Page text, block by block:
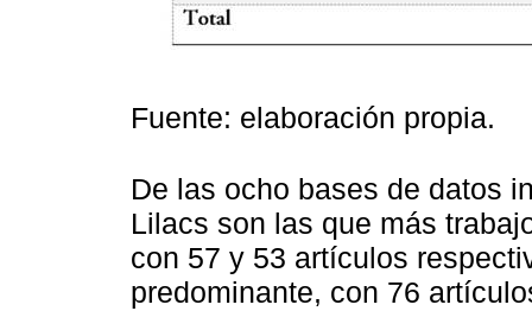
Fuente: elaboración propia.
De las ocho bases de datos
Lilacs son las que más
con 57 y 53 artículos
predominante, con 76